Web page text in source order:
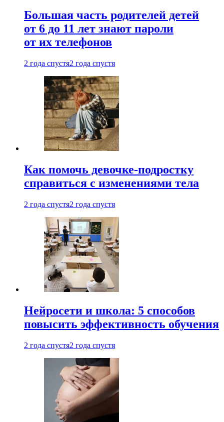
Большая часть родителей детей
от 6 до 11 лет знают пароли
от их телефонов
2 года спустя2 года спустя
Как помочь девочке-подростку
справиться с изменениями тела
2 года спустя2 года спустя
Нейросети и школа: 5 способов
повысить эффективность обучения
2 года спустя2 года спустя